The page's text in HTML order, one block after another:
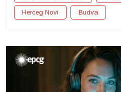
Herceg Novi Budva